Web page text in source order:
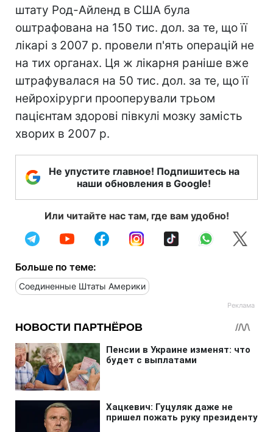
штату Род-Айленд в США була
оштрафована на 150 тис. дол. за те, що її
лікарі з 2007 р. провели п'ять операцій не
на тих органах. Ця ж лікарня раніше вже
штрафувалася на 50 тис. дол. за те, що її
нейрохірурги прооперували трьом
пацієнтам здорові півкулі мозку замість
хворих в 2007 р.
Не упустите главное! Подпишитесь на
наши обновления в Google!
Или читайте нас там, где вам удобно!
Больше по теме:
Соединенные Штаты Америки